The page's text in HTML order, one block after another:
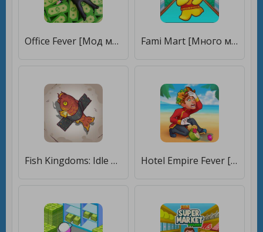
Office Fever [Мод меню] Fami Mart [Много монет]
Fish Kingdoms: Idle Arena [Много денег] Hotel Empire Fever [Мод меню]